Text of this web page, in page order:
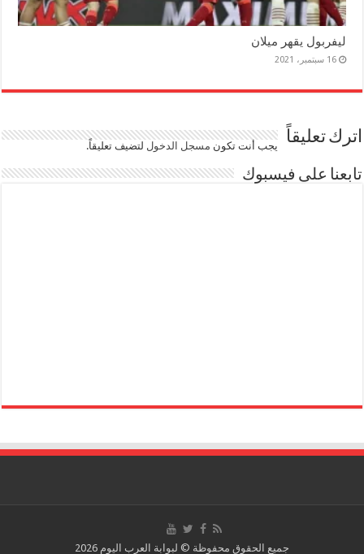
ليفربول يقهر ميلان
16 سبتمبر، 2021
اترك تعليقاً يجب أنت تكون مسجل الدخوللتضيف تعليقاً.
تابعنا على فيسبوك
جميع الحقوق محفوظة © لبوابة العرب اليوم 2026